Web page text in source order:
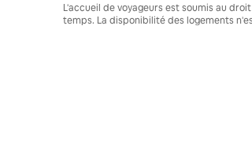
L'accueil de voyageurs est soumis au
temps. La disponibilité des logements